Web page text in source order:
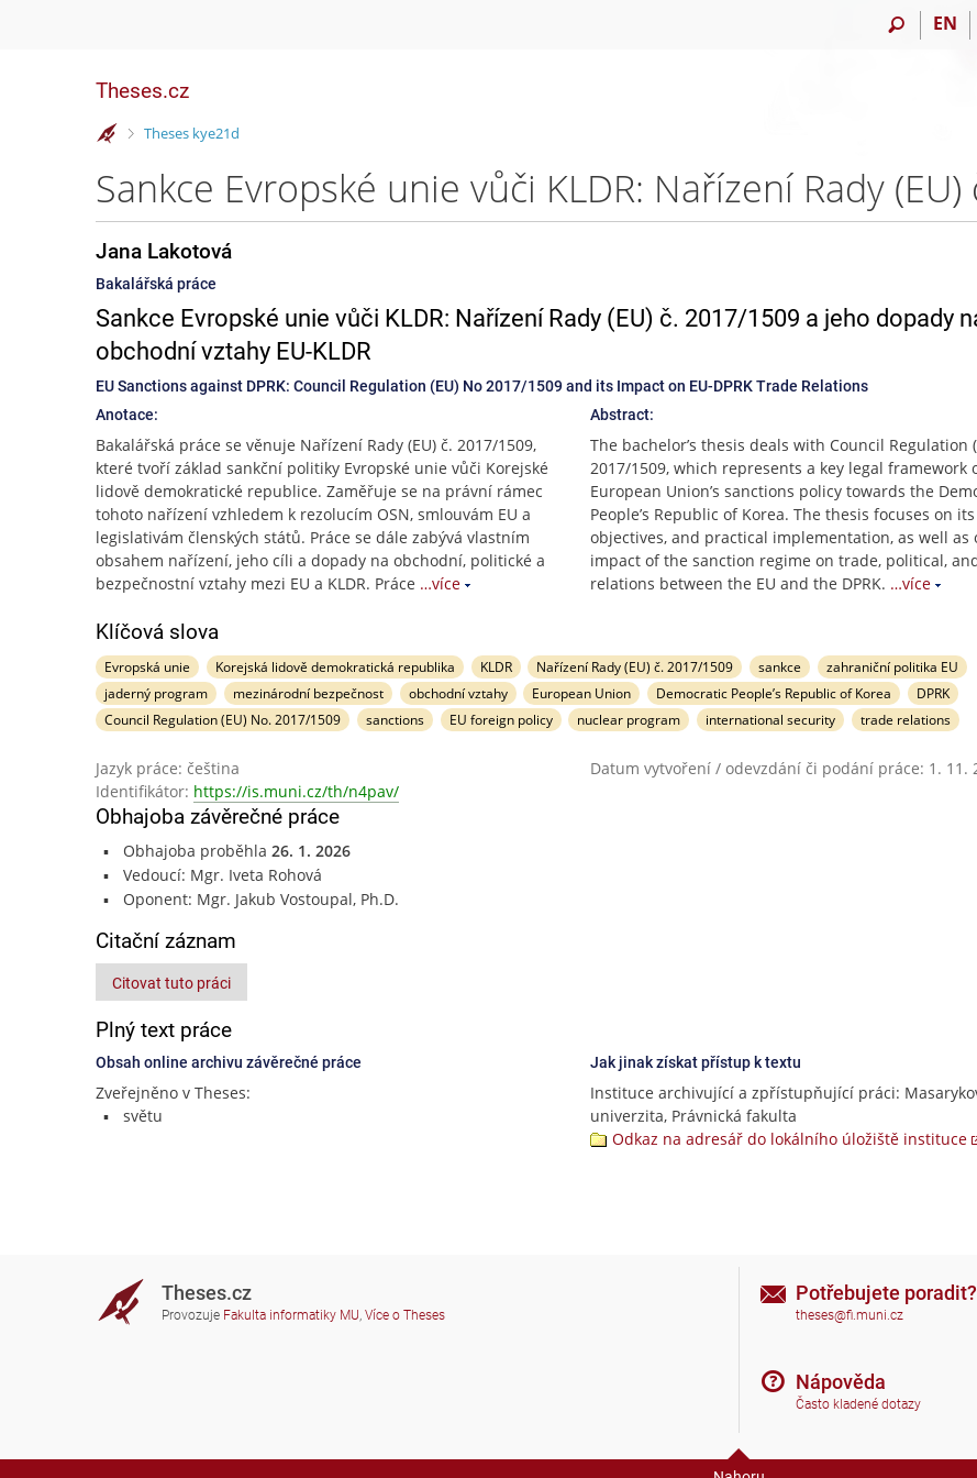
EN
Theses.cz
>
Theses kye21d
Jana Lakotová
Bakalářská práce
Sankce Evropské unie vůči KLDR: Nařízení Rady (EU) č. 2017/1509 a jeho dopady
obchodní vztahy EU-KLDR
EU Sanctions against DPRK: Council Regulation (EU) No 2017/1509 and its Impact on EU-DPRK Trade Relations
Anotace:
Bakalářská práce se věnuje Nařízení Rady (EU) č. 2017/1509,
které tvoří základ sankční politiky Evropské unie vůči Korejské
lidově demokratické republice. Zaměřuje se na právní rámec
tohoto nařízení vzhledem k rezolucím OSN, smlouvám EU a
legislativám členských států. Práce se dále zabývá vlastním
obsahem nařízení, jeho cíli a dopady na obchodní, politické a
bezpečnostní vztahy mezi EU a KLDR. Práce …více
Abstract:
The bachelor’s thesis deals with Council Regulation
2017/1509, which represents a key legal framework
European Union’s sanctions policy towards the
People’s Republic of Korea. The thesis focuses on
objectives, and practical implementation, as well as
impact of the sanction regime on trade, political,
relations between the EU and the DPRK. …více
Klíčová slova
Evropská unie Korejská lidově demokratická republika KLDR Nařízení Rady (EU) č. 2017/1509 sankce
zahraniční politika EU
jaderný program
mezinárodní bezpečnost obchodní vztahy European Union Democratic People’s Republic of Korea
DPRK
Council Regulation (EU) No. 2017/1509
sanctions EU foreign policy nuclear program international security trade relations
Jazyk práce: čeština
Datum vytvoření / odevzdání či podání práce: 1. 11.
Identifikátor: https://is.muni.cz/th/n4pav/
Obhajoba závěrečné práce
Obhajoba proběhla 26. 1. 2026
Vedoucí: Mgr. Iveta Rohová
Oponent: Mgr. Jakub Vostoupal, Ph.D.
Citační záznam
Citovat tuto práci
Plný text práce
Obsah online archivu závěrečné práce
Zveřejněno v Theses:
světu
Jak jinak získat přístup k textu
Instituce archivující a zpřístupňující práci:
univerzita, Právnická fakulta
Odkaz na adresář do lokálního úložiště instituce
Theses.cz
Provozuje Fakulta informatiky MU, Více o Theses
Potřebujete poradit?
theses@fi.muni.cz
Nápověda
Často kladené dotazy